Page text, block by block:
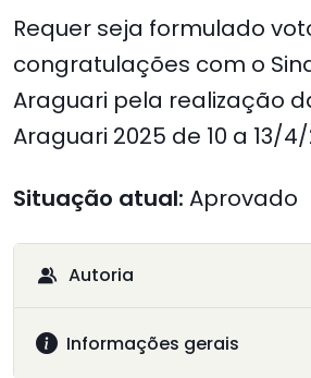
Requer seja formulado
congratulações com o
Araguari pela realização
Araguari 2025 de 10 a 13/
Situação atual: Aprovado
Autoria
Informações gerais